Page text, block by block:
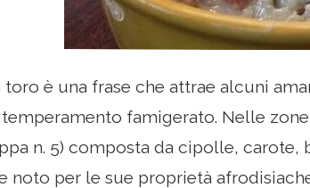
è una frase che attrae alcuni
famigerato. Nelle
n. 5) composta da cipolle,
noto per le sue proprietà